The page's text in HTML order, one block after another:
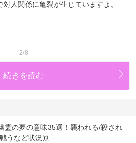
人関係に亀裂が生じていますよ。
2/8
続きを読む
霊の夢の意味35選！襲われる/殺され
うなど状況別